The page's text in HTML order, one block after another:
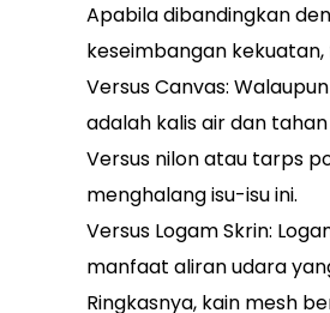
Apabila dibandingkan
keseimbangan
Versus Canvas:
adalah kalis air dan
Versus nilon atau tarps
menghalang isu-isu ini.
Versus Logam Skrin:
manfaat aliran udara
Ringkasnya, kain mesh